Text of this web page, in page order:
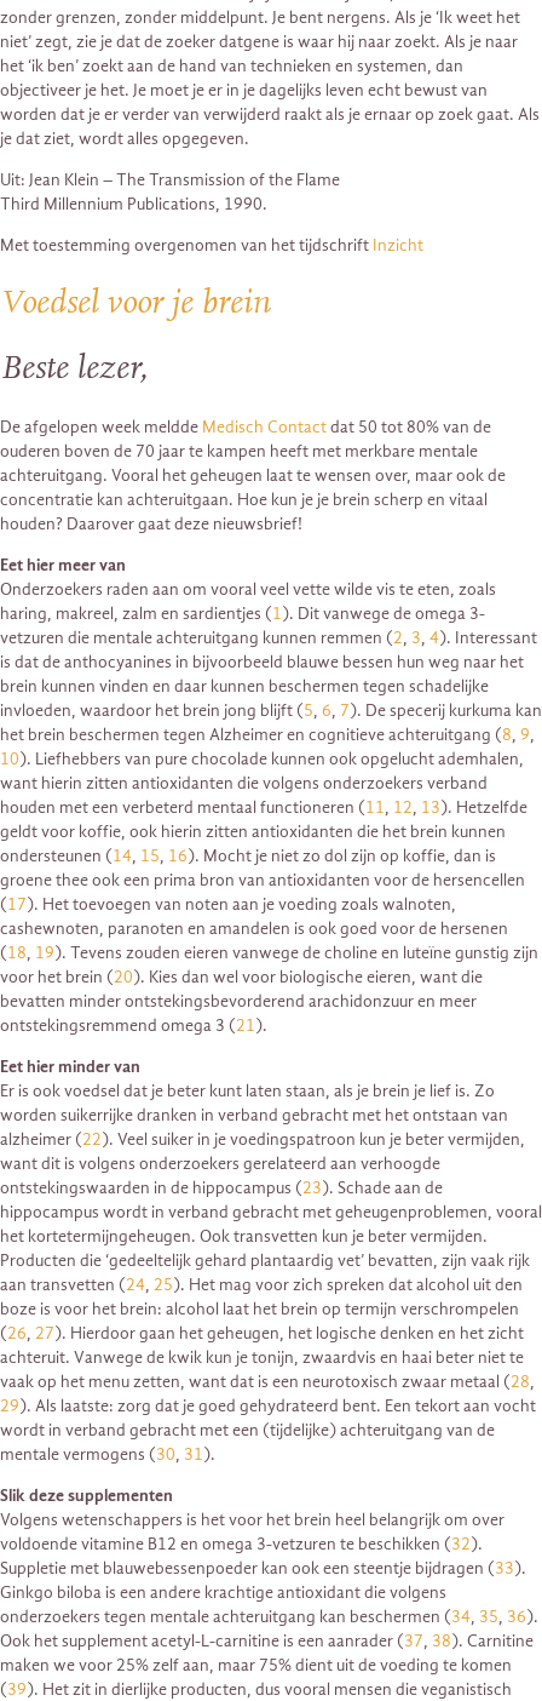
zonder grenzen, zonder middelpunt. Je bent nergens. Als je ‘Ik weet het
niet’ zegt, zie je dat de zoeker datgene is waar hij naar zoekt. Als je naar
het ‘ik ben’ zoekt aan de hand van technieken en systemen, dan
objectiveer je het. Je moet je er in je dagelijks leven echt bewust van
worden dat je er verder van verwijderd raakt als je ernaar op zoek gaat. Als
je dat ziet, wordt alles opgegeven.
Uit: Jean Klein – The Transmission of the Flame
Third Millennium Publications, 1990.
Met toestemming overgenomen van het tijdschrift Inzicht
Voedsel voor je brein
Beste lezer,
De afgelopen week meldde Medisch Contactdat 50 tot 80% van de
ouderen boven de 70 jaar te kampen heeft met merkbare mentale
achteruitgang. Vooral het geheugen laat te wensen over, maar ook de
concentratie kan achteruitgaan. Hoe kun je je brein scherp en vitaal
houden? Daarover gaat deze nieuwsbrief!
Eet hier meer van
Onderzoekers raden aan om vooral veel vette wilde vis te eten, zoals
haring, makreel, zalm en sardientjes (1). Dit vanwege de omega 3-
vetzuren die mentale achteruitgang kunnen remmen (2, 3, 4). Interessant
is dat de anthocyanines in bijvoorbeeld blauwe bessen hun weg naar het
brein kunnen vinden en daar kunnen beschermen tegen schadelijke
invloeden, waardoor het brein jong blijft (5, 6, 7). De specerij kurkuma kan
het brein beschermen tegen Alzheimer en cognitieve achteruitgang (8, 9,
10). Liefhebbers van pure chocolade kunnen ook opgelucht ademhalen,
want hierin zitten antioxidanten die volgens onderzoekers verband
houden met een verbeterd mentaal functioneren (11, 12, 13). Hetzelfde
geldt voor koffie, ook hierin zitten antioxidanten die het brein kunnen
ondersteunen (14, 15, 16). Mocht je niet zo dol zijn op koffie, dan is
groene thee ook een prima bron van antioxidanten voor de hersencellen
(17). Het toevoegen van noten aan je voeding zoals walnoten,
cashewnoten, paranoten en amandelen is ook goed voor de hersenen
(18, 19). Tevens zouden eieren vanwege de choline en luteïne gunstig zijn
voor het brein (20). Kies dan wel voor biologische eieren, want die
bevatten minder ontstekingsbevorderend arachidonzuur en meer
ontstekingsremmend omega 3 (21).
Eet hier minder van
Er is ook voedsel dat je beter kunt laten staan, als je brein je lief is. Zo
worden suikerrijke dranken in verband gebracht met het ontstaan van
alzheimer (22). Veel suiker in je voedingspatroon kun je beter vermijden,
want dit is volgens onderzoekers gerelateerd aan verhoogde
ontstekingswaarden in de hippocampus (23). Schade aan de
hippocampus wordt in verband gebracht met geheugenproblemen, vooral
het kortetermijngeheugen. Ook transvetten kun je beter vermijden.
Producten die ‘gedeeltelijk gehard plantaardig vet’ bevatten, zijn vaak rijk
aan transvetten (24, 25). Het mag voor zich spreken dat alcohol uit den
boze is voor het brein: alcohol laat het brein op termijn verschrompelen
(26, 27). Hierdoor gaan het geheugen, het logische denken en het zicht
achteruit. Vanwege de kwik kun je tonijn, zwaardvis en haai beter niet te
vaak op het menu zetten, want dat is een neurotoxisch zwaar metaal (28,
29). Als laatste: zorg dat je goed gehydrateerd bent. Een tekort aan vocht
wordt in verband gebracht met een (tijdelijke) achteruitgang van de
mentale vermogens (30, 31).
Slik deze supplementen
Volgens wetenschappers is het voor het brein heel belangrijk om over
voldoende vitamine B12 en omega 3-vetzuren te beschikken (32).
Suppletie met blauwebessenpoeder kan ook een steentje bijdragen (33).
Ginkgo biloba is een andere krachtige antioxidant die volgens
onderzoekers tegen mentale achteruitgang kan beschermen (34, 35, 36).
Ook het supplement acetyl-L-carnitine is een aanrader (37, 38). Carnitine
maken we voor 25% zelf aan, maar 75% dient uit de voeding te komen
(39). Het zit in dierlijke producten, dus vooral mensen die veganistisch